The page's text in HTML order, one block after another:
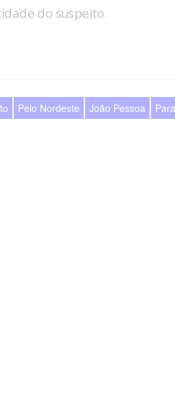
do suspeito.
Pelo Nordeste João Pessoa